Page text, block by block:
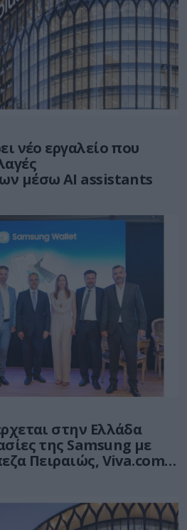
νέο εργαλείο που
μέσω AI assistants
στην Ελλάδα
της Samsung με
Πειραιώς, Viva.com